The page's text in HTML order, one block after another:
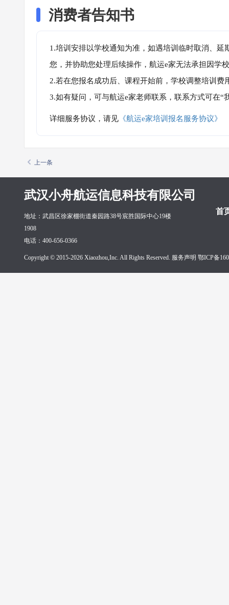
消费者告知书
1.培训安排以学校通知为准，如遇培训临时取消、
您，并协助您处理后续操作，航运e家无法承担因学
2.若在您报名成功后、课程开始前，学校调整培训
3.如有疑问，可与航运e家老师联系，联系方式可在
详细服务协议，请见 《航运e家培训报名服务协议》
上一条
武汉小舟航运信息科技有限公司
首
地址：武昌区徐家棚街道秦园路38号宸胜国际中心19楼
1908
电话：400-656-0366
Copyright © 2015-2026 Xiaozhou,Inc. All Rights Reserved. 服务声明 鄂ICP备